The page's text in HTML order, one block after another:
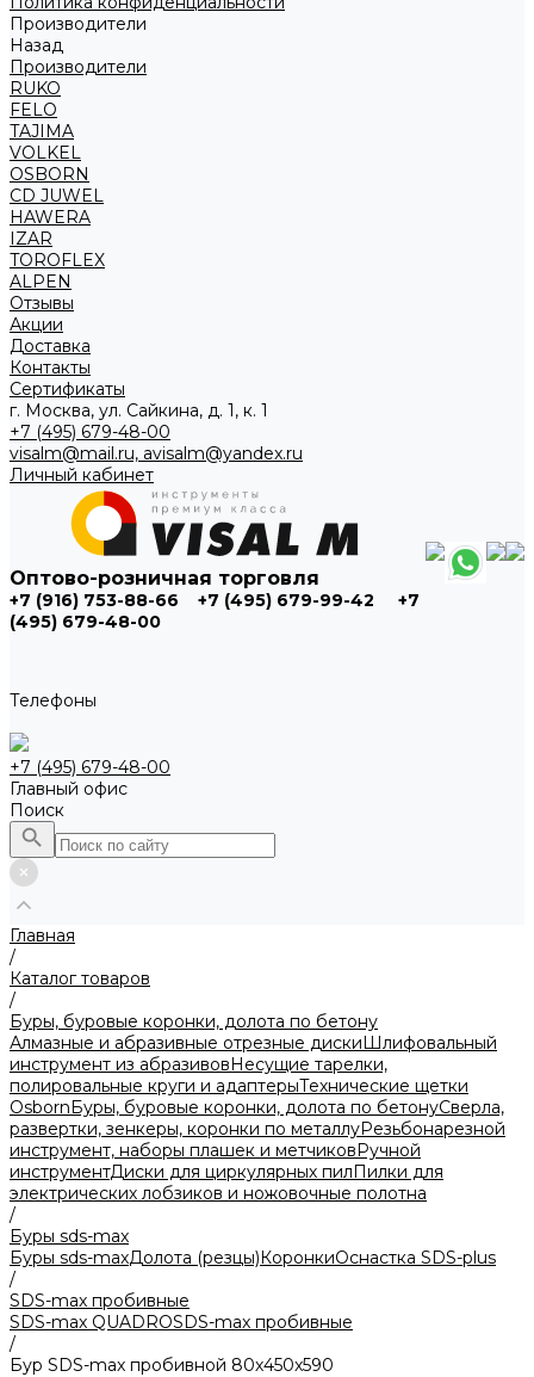
Производители
Назад
Производители
RUKO
FELO
TAJIMA
VOLKEL
OSBORN
CD JUWEL
HAWERA
IZAR
TOROFLEX
ALPEN
Отзывы
Акции
Доставка
Контакты
Сертификаты
г. Москва, ул. Сайкина, д. 1, к. 1
+7 (495) 679-48-00
visalm@mail.ru, avisalm@yandex.ru
Личный кабинет
Оптово-розничная торговля
+7 (916) 753-88-66 +7 (495) 679-99-42
+7
(495) 679-48-00
Телефоны
+7 (495) 679-48-00
Главный офис
Поиск
Главная
/
Каталог товаров
/
Буры, буровые коронки, долота по бетону
Алмазные и абразивные отрезные дискиШлифовальный
инструмент из абразивовНесущие тарелки,
полировальные круги и адаптерыТехнические щетки
OsbornБуры, буровые коронки, долота по бетонуСверла,
развертки, зенкеры, коронки по металлуРезьбонарезной
инструмент, наборы плашек и метчиковРучной
инструментДиски для циркулярных пилПилки для
электрических лобзиков и ножовочные полотна
/
Буры sds-max
Буры sds-maxДолота (резцы)КоронкиОснастка SDS-plus
/
SDS-max пробивные
SDS-max QUADROSDS-max пробивные
/
Бур SDS-max пробивной 80х450x590